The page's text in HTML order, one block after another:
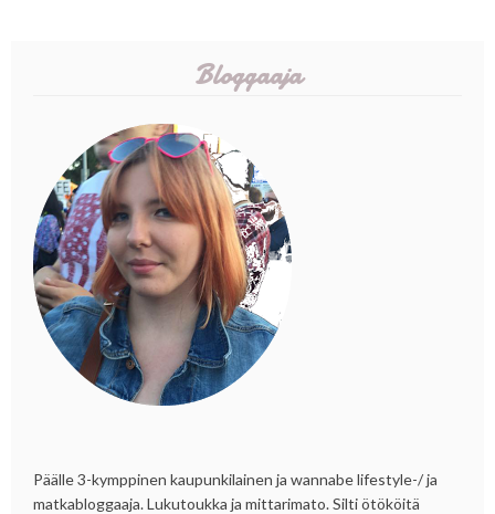
Bloggaaja
Päälle 3-kymppinen kaupunkilainen ja wannabe lifestyle-/ ja
matkabloggaaja. Lukutoukka ja mittarimato. Silti ötököitä